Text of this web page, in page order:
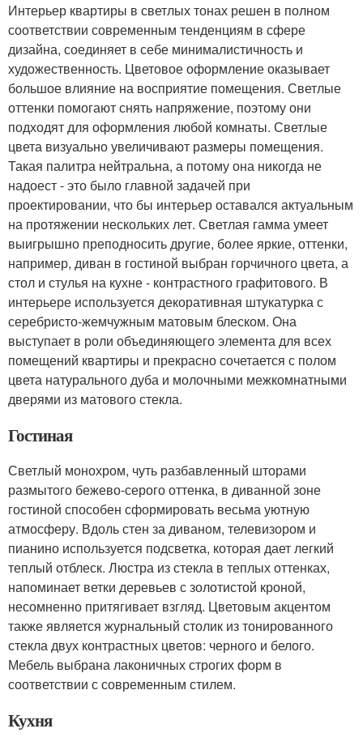
Интерьер квартиры в светлых тонах решен в полном
соответствии современным тенденциям в сфере
дизайна, соединяет в себе минималистичность и
художественность. Цветовое оформление оказывает
большое влияние на восприятие помещения. Светлые
оттенки помогают снять напряжение, поэтому они
подходят для оформления любой комнаты. Светлые
цвета визуально увеличивают размеры помещения.
Такая палитра нейтральна, а потому она никогда не
надоест - это было главной задачей при
проектировании, что бы интерьер оставался актуальным
на протяжении нескольких лет. Светлая гамма умеет
выигрышно преподносить другие, более яркие, оттенки,
например, диван в гостиной выбран горчичного цвета, а
стол и стулья на кухне - контрастного графитового. В
интерьере используется декоративная штукатурка с
серебристо-жемчужным матовым блеском. Она
выступает в роли объединяющего элемента для всех
помещений квартиры и прекрасно сочетается с полом
цвета натурального дуба и молочными межкомнатными
дверями из матового стекла.
Гостиная
Светлый монохром, чуть разбавленный шторами
размытого бежево-серого оттенка, в диванной зоне
гостиной способен сформировать весьма уютную
атмосферу. Вдоль стен за диваном, телевизором и
пианино используется подсветка, которая дает легкий
теплый отблеск. Люстра из стекла в теплых оттенках,
напоминает ветки деревьев с золотистой кроной,
несомненно притягивает взгляд. Цветовым акцентом
также является журнальный столик из тонированного
стекла двух контрастных цветов: черного и белого.
Мебель выбрана лаконичных строгих форм в
соответствии с современным стилем.
Кухня